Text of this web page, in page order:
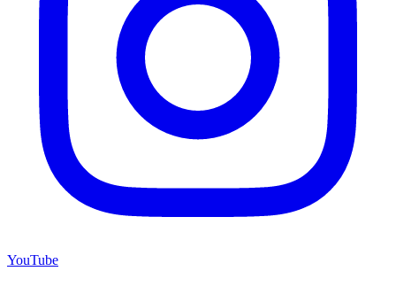
YouTube